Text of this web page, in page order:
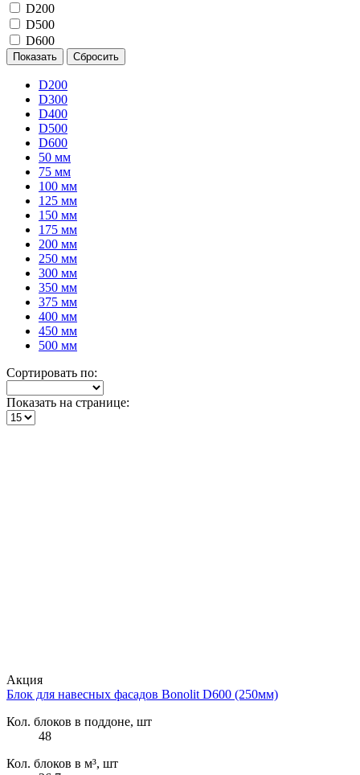
D200
D500
D600
D200
D300
D400
D500
D600
50 мм
75 мм
100 мм
125 мм
150 мм
175 мм
200 мм
250 мм
300 мм
350 мм
375 мм
400 мм
450 мм
500 мм
Сортировать по:
Показать на странице:
Акция
Блок для навесных фасадов Bonolit D600 (250мм)
Кол. блоков в поддоне, шт
48
Кол. блоков в м³, шт